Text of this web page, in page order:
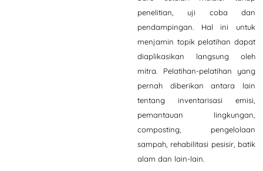
penelitian, uji coba dan
pendampingan. Hal ini untuk
menjamin topik pelatihan dapat
diaplikasikan langsung oleh
mitra. Pelatihan-pelatihan yang
pernah diberikan antara lain
tentang inventarisasi emisi,
pemantauan lingkungan,
composting, pengelolaan
sampah, rehabilitasi pesisir, batik
alam dan lain-lain.